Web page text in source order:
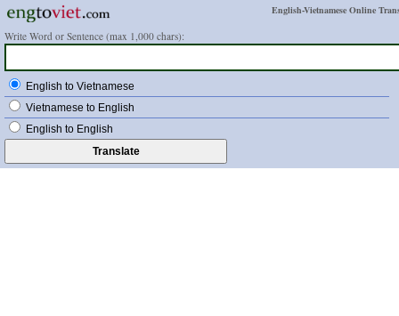
English-Vietnamese Online
Write Word or Sentence (max 1,000 chars):
English to Vietnamese
Vietnamese to English
English to English